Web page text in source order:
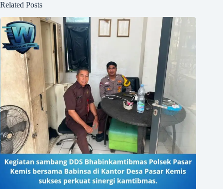
Related Posts